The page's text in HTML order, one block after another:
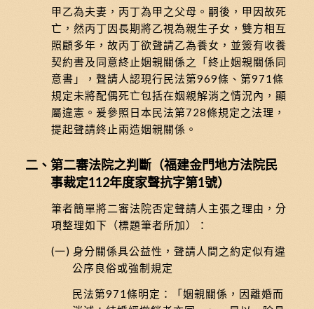
甲乙為夫妻，丙丁為甲之父母。嗣後，甲因故死
亡，然丙丁因長期將乙視為親生子女，雙方相互
照顧多年，故丙丁欲聲請乙為養女，並簽有收養
契約書及同意終止姻親關係之「終止姻親關係同
意書」，聲請人認現行民法第969條、第971條
規定未將配偶死亡包括在姻親解消之情況內，顯
屬違憲。爰參照日本民法第728條規定之法理，
提起聲請終止兩造姻親關係。
二、第二審法院之判斷（福建金門地方法院民
事裁定112年度家聲抗字第1號）
筆者簡單將二審法院否定聲請人主張之理由，分
項整理如下（標題筆者所加）：
(一) 身分關係具公益性，聲請人間之約定似有違
公序良俗或強制規定
民法第971條明定：「姻親關係，因離婚而